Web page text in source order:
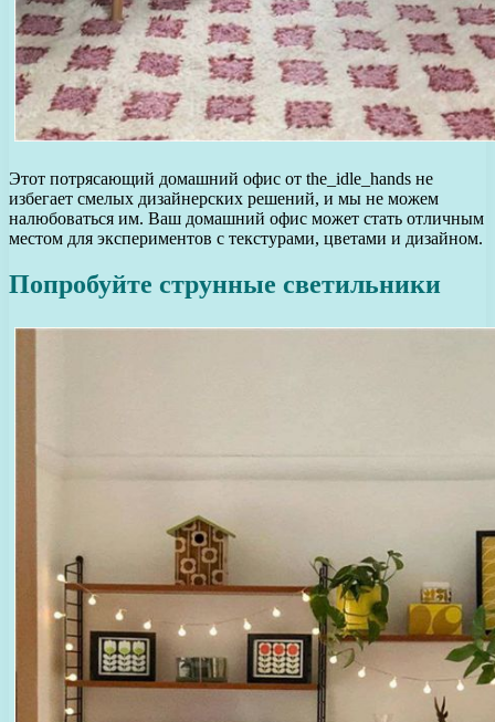
Этот потрясающий домашний офис от the_idle_hands не
избегает смелых дизайнерских решений, и мы не можем
налюбоваться им. Ваш домашний офис может стать отличным
местом для экспериментов с текстурами, цветами и дизайном.
Попробуйте струнные светильники